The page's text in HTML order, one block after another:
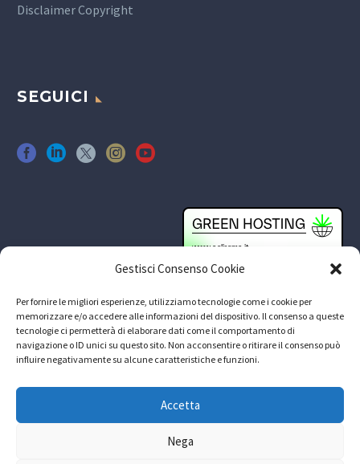
Gestisci Consenso Cookie
Per fornire le migliori esperienze, utilizziamo tecnologie come i cookie per
memorizzare e/o accedere alle informazioni del dispositivo. Il consenso a queste
tecnologie ci permetterà di elaborare dati come il comportamento di
navigazione o ID unici su questo sito. Non acconsentire o ritirare il consenso può
influire negativamente su alcune caratteristiche e funzioni.
Accetta
Nega
Disclaimer Copyright
SEGUICI